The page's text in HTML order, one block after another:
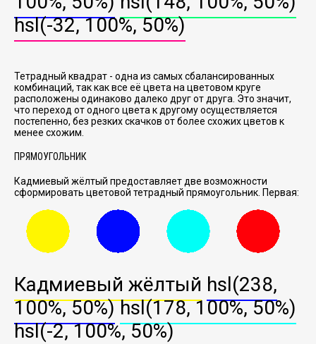
hsl(-32, 100%, 50%)
Тетрадный квадрат - одна из самых сбалансированных
комбинаций, так как все её цвета на цветовом круге
расположены одинаково далеко друг от друга. Это значит,
что переход от одного цвета к другому осуществляется
постепенно, без резких скачков от более схожих цветов к
менее схожим.
ПРЯМОУГОЛЬНИК
Кадмиевый жёлтый предоставляет две возможности
сформировать цветовой тетрадный прямоугольник. Первая:
Кадмиевый жёлтый hsl(238,
100%, 50%) hsl(178, 100%, 50%)
hsl(-2, 100%, 50%)